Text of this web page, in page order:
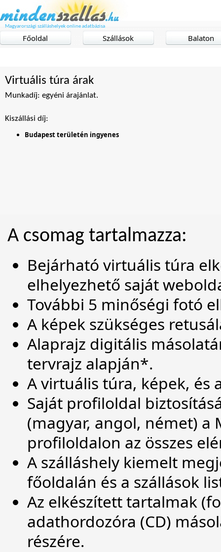
Magyarországi szálláshelyek online adatbázisa
Főoldal Szállások Balaton
Virtuális túra árak
Munkadíj: egyéni árajánlat.
Kiszállási díj:
Budapest területén ingyenes
A csomag tartalmazza:
Bejárható virtuális túra
elhelyezhető saját
További 5 minőségi fotó
A képek szükséges
Alaprajz digitális
tervrajz alapján*.
A virtuális túra, képek, és
Saját profiloldal
(magyar, angol, német) a
profiloldalon az összes
A szálláshely kiemelt
főoldalán és a szállások
Az elkészített tartalmak
adathordozóra (CD)
részére.